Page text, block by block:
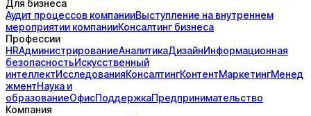
Для бизнеса
Аудит процессов компанииВыступление на внутреннем
мероприятии компанииКонсалтинг бизнеса
Профессии
HRАдминистрированиеАналитикаДизайнИнформационная
безопасностьИскусственный
интеллектИсследованияКонсалтингКонтентМаркетингМенед
жментНаука и
образованиеОфисПоддержкаПредпринимательство
Компания